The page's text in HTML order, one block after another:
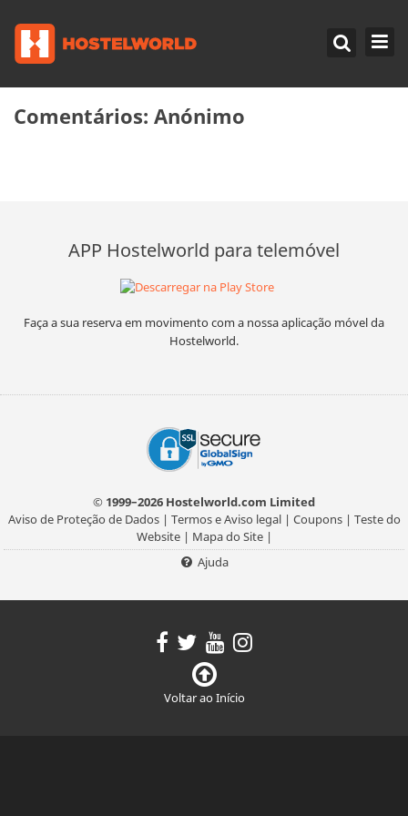
Comentários: Anónimo
APP Hostelworld para telemóvel
Faça a sua reserva em movimento com a nossa aplicação móvel da
Hostelworld.
© 1999–2026 Hostelworld.com Limited
Aviso de Proteção de Dados| Termos e Aviso legal| Coupons| Teste do
Website| Mapa do Site|
Ajuda
Voltar ao Início